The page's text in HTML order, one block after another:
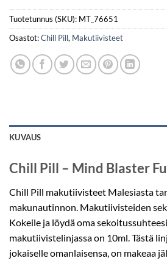
Tuotetunnus (SKU): MT_76651
Osastot:Chill Pill, Makutiivisteet
KUVAUS
Chill Pill – Mind Blaster
Chill Pill makutiivisteet Malesiasta
makunautinnon. Makutiivisteiden
Kokeile ja löydä oma
makutiivistelinjassa on 10ml. Tästä
jokaiselle omanlaisensa, on makeaa